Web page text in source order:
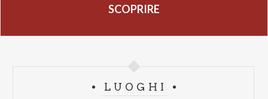
SCOPRIRE
LUOGHI